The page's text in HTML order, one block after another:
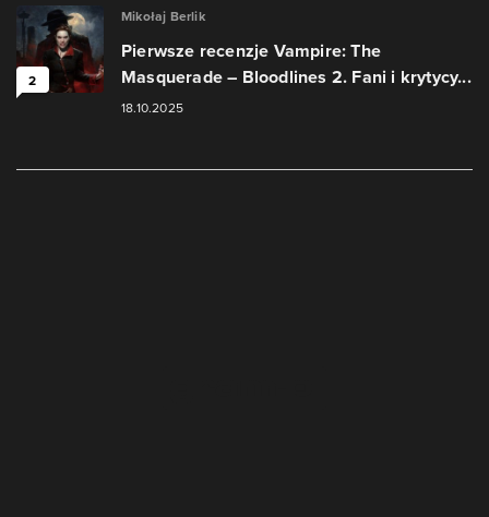
2
Mikołaj Berlik
Pierwsze recenzje Vampire: The
Masquerade – Bloodlines 2. Fani i krytycy...
18.10.2025